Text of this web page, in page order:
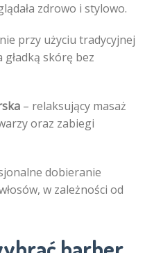
zdrowo i stylowo.
przy użyciu tradycyjnej
skórę bez
– relaksujący masaż
oraz zabiegi
dobieranie
w zależności od